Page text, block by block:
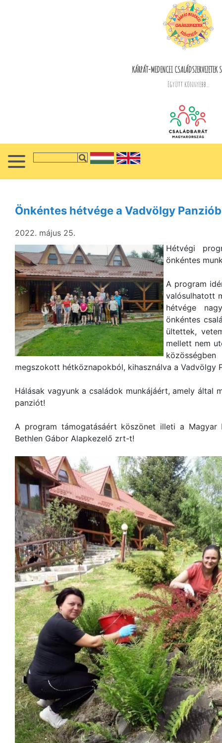
KÁRPÁT-MEDENCEI CSALÁDSZERVEZETEK
Együtt könnyebb...
Önkéntes hétvége a Vadvölgy
2022. május 25.
Hétvégi
önkéntes
A program
valósulhatott
hétvége
önkéntes
ültettek,
mellett nem
megszokott hétköznapokból, kihasználva a Vadvölgy
Hálásak vagyunk a családok munkájáért, amely által
panziót!
A program támogatásáért köszönet illeti a Magyar
Bethlen Gábor Alapkezelő zrt-t!